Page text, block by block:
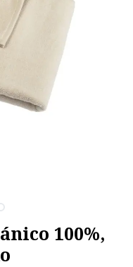
100%,